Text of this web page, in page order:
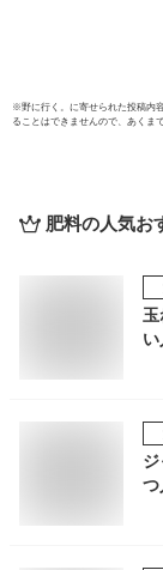
※野に行く。 に寄せられた投稿内
ることはできませんので、あくま
肥料の人気お
つ